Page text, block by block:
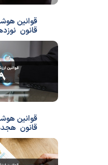
قوانین
قانون
قوانین
قانون